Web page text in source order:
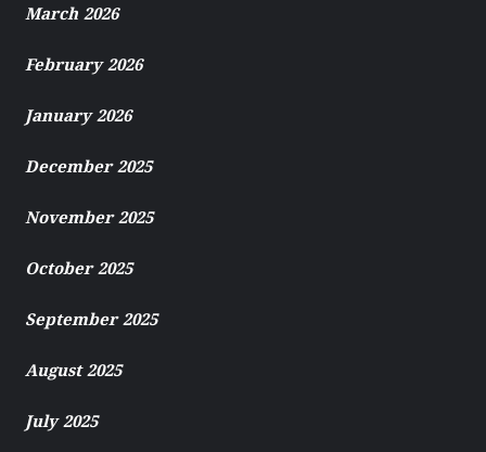
March 2026
February 2026
January 2026
December 2025
November 2025
October 2025
September 2025
August 2025
July 2025